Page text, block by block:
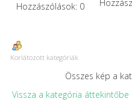
Hozzászólások: 0
Korlátozott kategóriák
Összes kép a
Vissza a kategória áttekintőbe